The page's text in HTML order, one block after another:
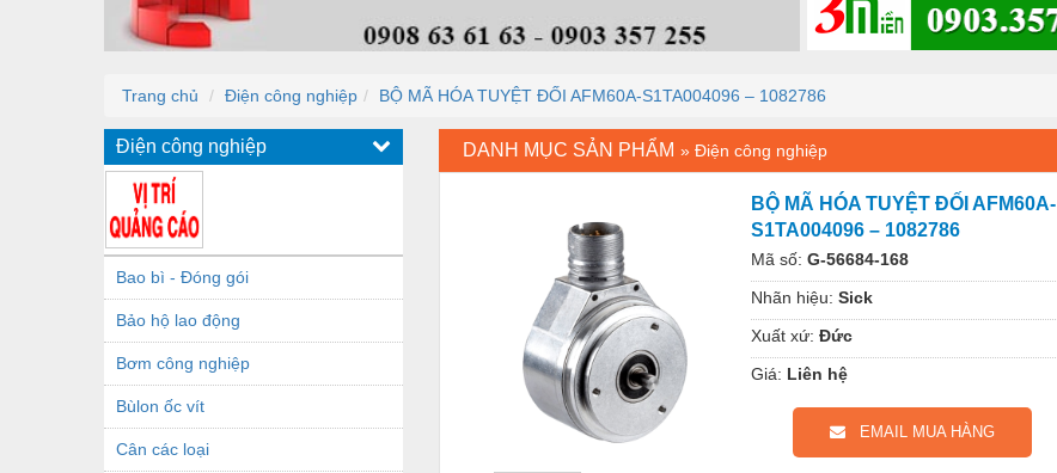
Trang chủ Điện công nghiệp BỘ MÃ HÓA TUYỆT ĐỐI AFM60A-S1TA004096 – 1082786
Điện công nghiệp
Bao bì - Đóng gói
Bảo hộ lao động
Bơm công nghiệp
Bùlon ốc vít
Cân các loại
DANH MỤC SẢN PHẨM » Điện công nghiệp
BỘ MÃ HÓA TUYỆT ĐỐI AFM60A-
S1TA004096 – 1082786
Mã số: G-56684-168
Nhãn hiệu: Sick
Xuất xứ: Đức
Giá: Liên hệ
EMAIL MUA HÀNG